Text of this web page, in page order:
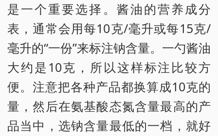
是一个重要选择。酱油的营养成分
表，通常会用每10克/毫升或每15克/
毫升的“一份”来标注钠含量。一勺酱油
大约是10克，所以这样标注比较方
便。注意把各种产品都换算成10克的
量，然后在氨基酸态氮含量最高的产
品当中，选钠含量最低的一档，就好